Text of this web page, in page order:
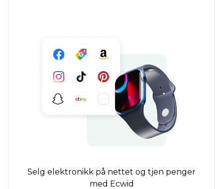
Selg elektronikk på nettet og tjen penger
med Ecwid